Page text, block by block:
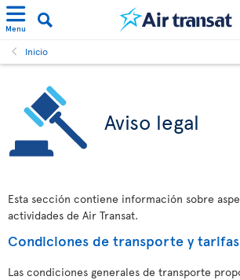
Menu
Inicio
Aviso legal
Esta sección contiene información sobre
actividades de Air Transat.
Condiciones de transporte y tarifas
Las condiciones generales de transporte